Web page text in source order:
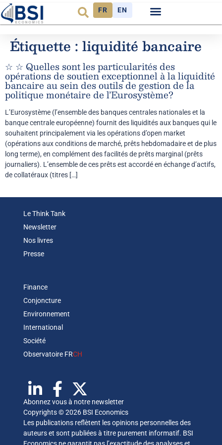
FR EN
Étiquette : liquidité bancaire
☆ ☆ Quelles sont les particularités des
opérations de soutien exceptionnel à la liquidité
bancaire au sein des outils de gestion de la
politique monétaire de l’Eurosystème?
L’Eurosystème (l’ensemble des banques centrales nationales et la
banque centrale européenne) fournit des liquidités aux banques qui le
souhaitent principalement via les opérations d’open market
(opérations aux conditions de marché, prêts hebdomadaire et de plus
long terme), en complément des facilités de prêts marginal (prêts
journaliers). L’ensemble de ces prêts est accordé en échange d’actifs,
de collatéraux (titres […]
Le Think Tank
Newsletter
Nos livres
Presse
Finance
Conjoncture
Environnement
International
Société
Observatoire FRCH
Abonnez vous à notre newsletter
Copyrights © 2026 BSI Economics
Les publications reflètent les opinions personnelles des
auteurs et sont publiées à titre purement informatif. BSI